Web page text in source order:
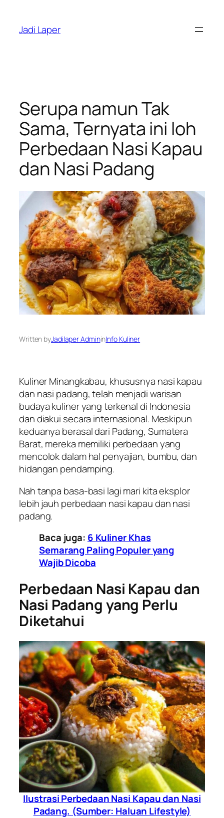
content
Jadi Laper
Serupa namun Tak
Sama, Ternyata ini loh
Perbedaan Nasi Kapau
dan Nasi Padang
Written byJadilaper AdmininInfo Kuliner
Kuliner Minangkabau, khususnya nasi kapau
dan nasi padang, telah menjadi warisan
budaya kuliner yang terkenal di Indonesia
dan diakui secara internasional. Meskipun
keduanya berasal dari Padang, Sumatera
Barat, mereka memiliki perbedaan yang
mencolok dalam hal penyajian, bumbu, dan
hidangan pendamping.
Nah tanpa basa-basi lagi mari kita eksplor
lebih jauh perbedaan nasi kapau dan nasi
padang.
Baca juga: 6 Kuliner Khas
Semarang Paling Populer yang
Wajib Dicoba
Perbedaan Nasi Kapau dan
Nasi Padang yang Perlu
Diketahui
Ilustrasi Perbedaan Nasi Kapau dan Nasi
Padang. (Sumber: Haluan Lifestyle)